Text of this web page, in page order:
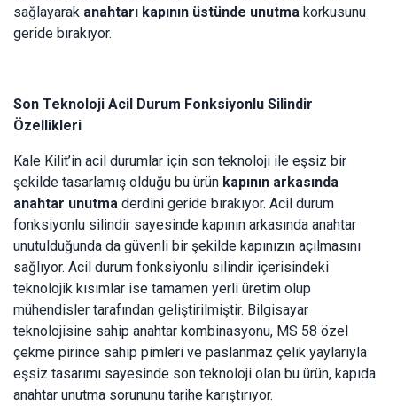
sağlayarak anahtarı kapının üstünde unutma korkusunu
geride bırakıyor.
Son Teknoloji Acil Durum Fonksiyonlu Silindir
Özellikleri
Kale Kilit’in acil durumlar için son teknoloji ile eşsiz bir
şekilde tasarlamış olduğu bu ürün kapının arkasında
anahtar unutma derdini geride bırakıyor. Acil durum
fonksiyonlu silindir sayesinde kapının arkasında anahtar
unutulduğunda da güvenli bir şekilde kapınızın açılmasını
sağlıyor. Acil durum fonksiyonlu silindir içerisindeki
teknolojik kısımlar ise tamamen yerli üretim olup
mühendisler tarafından geliştirilmiştir. Bilgisayar
teknolojisine sahip anahtar kombinasyonu, MS 58 özel
çekme pirince sahip pimleri ve paslanmaz çelik yaylarıyla
eşsiz tasarımı sayesinde son teknoloji olan bu ürün, kapıda
anahtar unutma sorununu tarihe karıştırıyor.